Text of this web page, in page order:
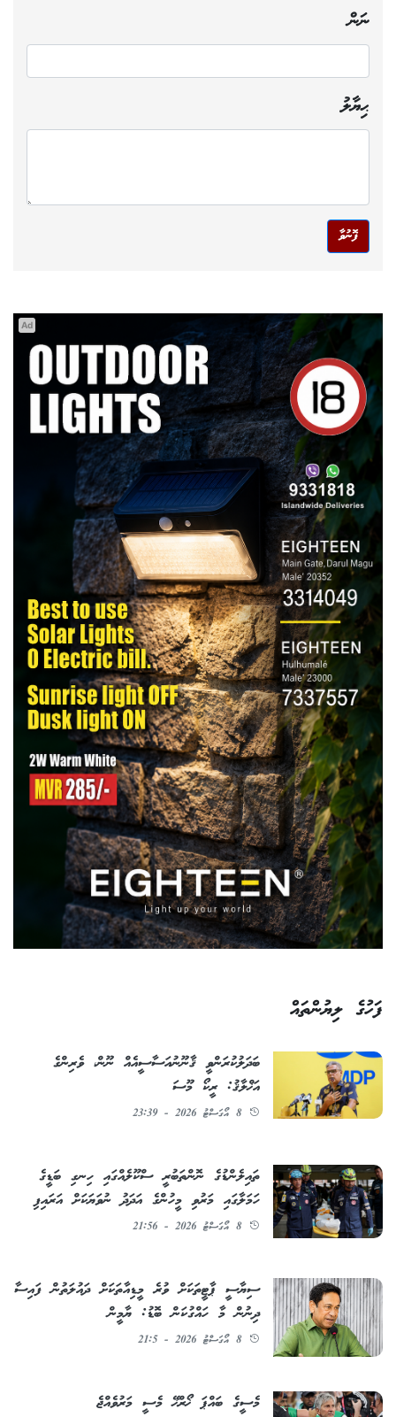
ނަން
ޙިޔާލު
ފޮނުވާ
Ad
ފަހުގެ ލިޔުންތައް
ބަދަލުކުރަންވީ ޤާނޫނުއަސާސީއެއް ނޫން، ވެރިންގެ
އަޚްލާޤު: ރީކޯ މޫސަ
8 އޯގަސްޓު 2026 - 23:39
ތައިލެންޑުގެ ނޮންތަބުރީ ސްކޫލެއްގައި ހިނގި ބަޑީގެ
ހަމަލާގައި މަރުވި މީހުންގެ އަދަދު ނުވަޔަކަށް އަރައިފި
8 އޯގަސްޓު 2026 - 21:56
ސިޔާސީ ޕާޓީތަކަށް ވުރެ މީޑިއާތަކަށް ދައުލަތުން ފައިސާ
ދިނުން މާ ހައްގުކަން ބޮޑު: ޔާމީން
8 އޯގަސްޓު 2026 - 21:5
މެސީގެ ބައްޕަ ޚޯރްޚޭ މެސީ މަރުވެއްޖެ